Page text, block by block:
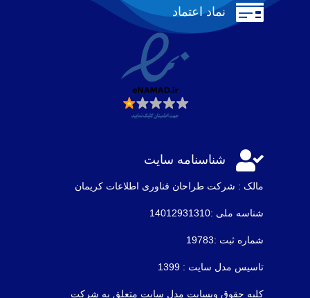
 نماد اعتماد
 شناسنامه سایت
مالک : شرکت طراحان فناوری اطلاعات كريمان
شناسه ملی :14012931310
شماره ثبت :19783
تاسیس مدل سایت : 1399
کلیه حقوق وبسایت مدل سایت متعلق به شرکت